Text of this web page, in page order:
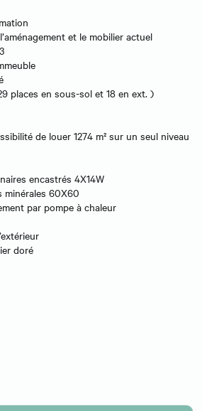
et le mobilier actuel
places en sous-sol et 18 en ext. )
de louer 1274 m² sur un seul niveau
encastrés 4X14W
minérales 60X60
par pompe à chaleur
doré